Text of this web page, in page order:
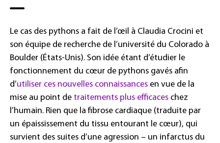
Le cas des pythons a fait de l’œil à Claudia Crocini et
son équipe de recherche de l’université du Colorado à
Boulder (États-Unis). Son idée étant d’étudier le
fonctionnement du cœur de pythons gavés afin
d’utiliser ces nouvelles connaissances en vue de la
mise au point de traitements plus efficaces chez
l’humain. Rien que la fibrose cardiaque (traduite par
un épaississement du tissu entourant le cœur), qui
survient des suites d’une agression – un infarctus du